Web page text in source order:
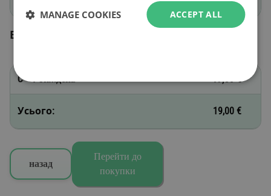
Вибрані віньєтки
C - 1 тиждень 19,00 €
Усього: 19,00 €
назад
Перейти до
покупки
ACCEPT ALL
MANAGE COOKIES